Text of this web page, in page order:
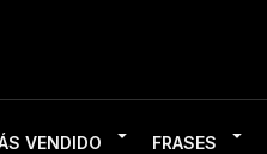
VENDIDO FRASES